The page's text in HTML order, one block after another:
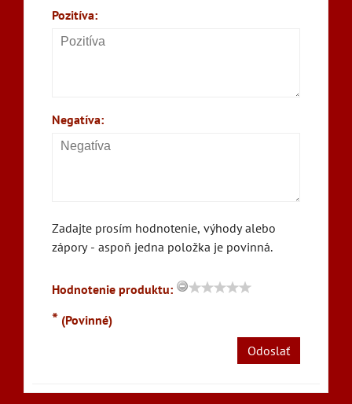
Pozitíva:
Negatíva:
Zadajte prosím hodnotenie, výhody alebo
zápory - aspoň jedna položka je povinná.
Hodnotenie produktu:
* (Povinné)
Odoslať